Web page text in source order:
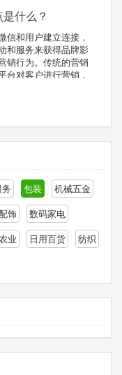
什么？
信和用户建立连接，
和服务来获得品牌影
销行为。传统的营销
台对客户进行营销，
用了微信
务 包装
机械五金
饰
数码家电
业 日用百货
纺织